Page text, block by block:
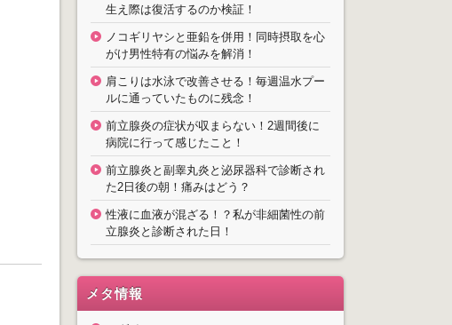
生え際は復活するのか検証！
ノコギリヤシと亜鉛を併用！同時摂取を心
がけ男性特有の悩みを解消！
肩こりは水泳で改善させる！毎週温水プー
ルに通っていたものに残念！
前立腺炎の症状が収まらない！2週間後に
病院に行って感じたこと！
前立腺炎と副睾丸炎と泌尿器科で診断され
た2日後の朝！痛みはどう？
性液に血液が混ざる！？私が非細菌性の前
立腺炎と診断された日！
メタ情報